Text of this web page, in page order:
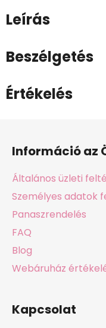
Leírás
Beszélgetés
Értékelés
Információ az
Általános üzleti
Személyes adatok
Panaszrendelés
FAQ
Blog
Webáruház
Kapcsolat